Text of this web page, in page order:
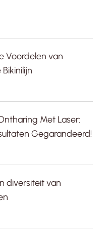
Voordelen van
Met Laser:
Gegarandeerd!
diversiteit van